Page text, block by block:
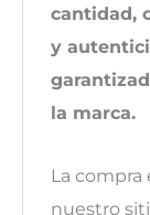
cantidad,
y
la marca.
La compra
nuestro